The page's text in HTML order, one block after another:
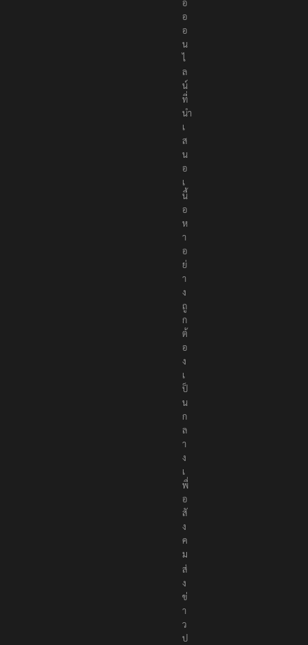
อ
อ
อ
น
ไ
ล
น์
ที่
นำ
เ
ส
น
อ
เ
นื้
อ
ห
า
อ
ย่
า
ง
ถู
ก
ต้
อ
ง
เ
ป็
น
ก
ล
า
ง
เ
พื่
อ
สั
ง
ค
ม
ส่
ง
ข่
า
ว
ป